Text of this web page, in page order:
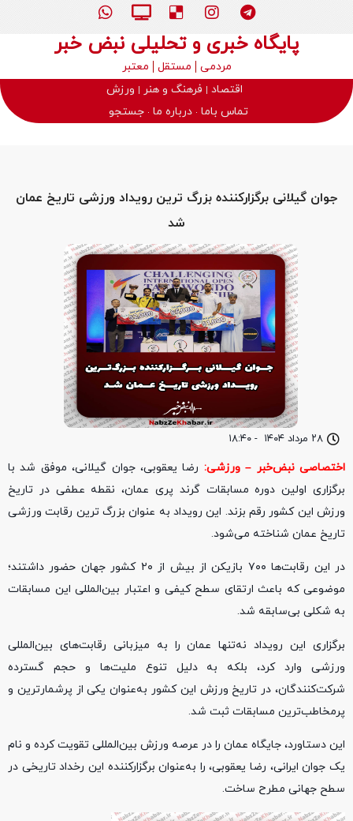
پایگاه خبری و تحلیلی نبض خبر
مردمی مستقل
معتبر
اقتصاد
فرهنگ و هنر
ورزش
تماس باما درباره ما جستجو
۲۸ مرداد ۱۴۰۴ - ۱۸:۴۰
جوان گیلانی برگزارکننده بزرگ‌ ترین رویداد ورزشی تاریخ عمان
شد
اختصاصینبض‌خبر – ورزشی: رضا یعقوبی، جوان گیلانی، موفق شد با
برگزاری اولین دوره مسابقات گرند پری عمان، نقطه عطفی در تاریخ
ورزش این کشور رقم بزند. این رویداد به‌ عنوان بزرگ ‌ترین رقابت ورزشی
تاریخ عمان شناخته می‌شود.
در این رقابت‌ها ۷۰۰ بازیکن از بیش از ۲۰ کشور جهان حضور داشتند؛
موضوعی که باعث ارتقای سطح کیفی و اعتبار بین‌المللی این مسابقات
به شکلی بی‌سابقه شد.
برگزاری این رویداد نه‌تنها عمان را به میزبانی رقابت‌های بین‌المللی
ورزشی وارد کرد، بلکه به دلیل تنوع ملیت‌ها و حجم گسترده
شرکت‌کنندگان، در تاریخ ورزش این کشور به‌عنوان یکی از پرشمارترین و
پرمخاطب‌ترین مسابقات ثبت شد.
این دستاورد، جایگاه عمان را در عرصه ورزش بین‌المللی تقویت کرده و نام
یک جوان ایرانی، رضا یعقوبی، را به‌عنوان برگزارکننده این رخداد تاریخی در
سطح جهانی مطرح ساخت.